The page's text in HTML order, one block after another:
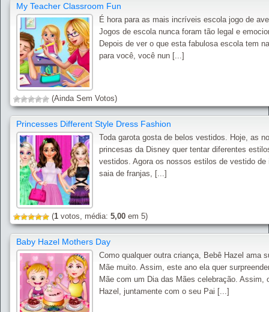
My Teacher Classroom Fun
É hora para as mais incríveis escola jogo de
Jogos de escola nunca foram tão legal e
Depois de ver o que esta fabulosa escola tem
para você, você nun [...]
(Ainda Sem Votos)
Princesses Different Style Dress Fashion
Toda garota gosta de belos vestidos. Hoje, as
princesas da Disney quer tentar diferentes
vestidos. Agora os nossos estilos de vestido de
saia de franjas, [...]
(1 votos, média: 5,00 em 5)
Baby Hazel Mothers Day
Como qualquer outra criança, Bebê Hazel ama
Mãe muito. Assim, este ano ela quer
Mãe com um Dia das Mães celebração. Assim,
Hazel, juntamente com o seu Pai [...]